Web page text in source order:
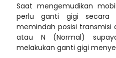
Saat mengemudikan
perlu ganti gigi secara
memindah posisi transmisi
atau N (Normal)
melakukan ganti gigi